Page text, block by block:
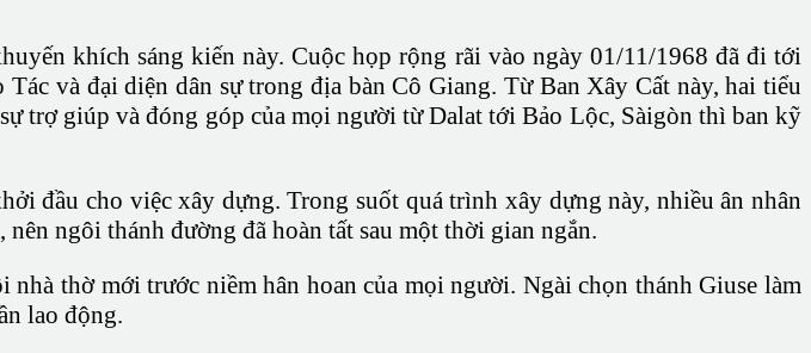
khích sáng kiến này. Cuộc họp rộng rãi vào ngày 01/11/1968 đã đi tới
và đại diện dân sự trong địa bàn Cô Giang. Từ Ban Xây Cất này, hai tiểu
trợ giúp và đóng góp của mọi người từ Dalat tới Bảo Lộc, Sàigòn thì ban kỹ
đầu cho việc xây dựng. Trong suốt quá trình xây dựng này, nhiều ân nhân
ngôi thánh đường đã hoàn tất sau một thời gian ngắn.
thờ mới trước niềm hân hoan của mọi người. Ngài chọn thánh Giuse làm
lao động.